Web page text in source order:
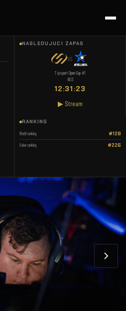
NASLEDUJÚCI ZÁPAS
VS
Tipsport Open Cup #1
BO3
12:31:22
▶ Stream
RANKING
World ranking #128
Valve ranking #226